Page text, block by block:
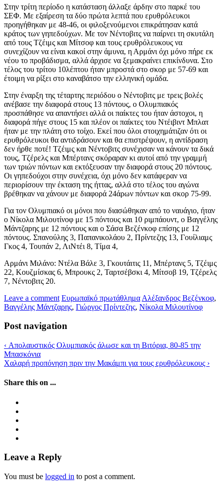
Στην τρίτη περίοδο η κατάσταση άλλαξε άρδην στο παρκέ του
ΣΕΦ. Με εξαίρεση τα δύο πρώτα λεπτά που ερυθρόλευκοι
προηγήθηκαν με 48-46, οι φιλοξενούμενοι επικράτησαν κατά
κράτος των γηπεδούχων. Με τον Νέντοβιτς να παίρνει τη σκυτάλη
από τους Τζέιμς και Μίτσοφ και τους ερυθρόλευκους να
συνεχίζουν να είναι κακοί στην άμυνα, η Αρμάνι όχι μόνο πήρε εκ
νέου το προβάδισμα, αλλά άρχισε να ξεμακραίνει επικίνδυνα. Στο
τέλος του τρίτου 10λέπτου ήταν μπροστά στο σκορ με 57-69 και
έτοιμη να ρίξει στο καναβάτσο την ελληνική ομάδα.
Στην έναρξη της τέταρτης περιόδου ο Νέντοβιτς με τρεις βολές
ανέβασε την διαφορά στους 13 πόντους, ο Ολυμπιακός
προσπάθησε να απαντήσει αλλά οι παίκτες του ήταν άστοχοι, η
διαφορά πήγε στους 15 και πλέον οι παίκτες του Ντέιβιντ Μπλατ
ήταν με την πλάτη στο τοίχο. Εκεί που όλοι στοιχημάτιζαν ότι οι
ερυθρόλευκοι θα αντιδράσουν και θα επιστρέψουν, η αντίδραση
δεν ήρθε ποτέ! Τζέιμς και Νέντοβιτς συνέχισαν να κάνουν τα δικά
τους, Τζέρελς και Μπέρτανς σκόραραν κι αυτοί από την γραμμή
των τριών πόντων και εκτόξευσαν την διαφορά στους 20 πόντους.
Οι γηπεδούχοι στην συνέχεια, όχι μόνο δεν κατάφεραν να
περιορίσουν την έκταση της ήττας, αλλά στο τέλος του αγώνα
βρέθηκαν να χάνουν με διαφορά 24άρων πόντων και σκορ 75-99.
Για τον Ολυμπιακό οι μόνοι που διασώθηκαν από το ναυάγιο, ήταν
ο Νίκολα Μιλουτίνοφ με 15 πόντους και 10 ριμπάουντ, ο Βαγγέλης
Μάντζαρης με 12 πόντους και ο Σάσα Βεζένκοφ επίσης με 12
πόντους. Σπανούλης 3, Παπανικολάου 2, Πρίντεζης 13, Γουίλιαμς
Γκος 4, Τουπάν 2, ΛιΝτέι 8, Τίμα 4,
Αρμάνι Μιλάνο: Ντέλα Βάλε 3, Γκουτάιτις 11, Μπέρτανς 5, Τζέιμς
22, Κουζμίσκας 6, Μπρουκς 2, Ταρτσέβσκι 4, Μίτσοβ 19, Τζέρελς
7, Νέντοβιτς 20.
Leave a comment Ευρωπαϊκό πρωτάθλημα Αλέξανδρος Βεζένκοφ,
Βαγγέλης Μάντζαρης, Γιώργος Πρίντεζης, Νίκολα Μιλουτίνοφ
Post navigation
‹ Απολαυστικός Ολυμπιακός άλωσε και τη Βιτόρια, 80-85 την
Μπασκόνια
Χαλαρή προπόνηση πριν την Μακάμπι για τους ερυθρόλευκους ›
Share this on ...
Leave a Reply
You must be logged in to post a comment.